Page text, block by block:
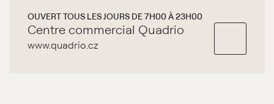
OUVERT TOUS LES JOURS DE 7H00 À 23H00
Centre commercial Quadrio
www.quadrio.cz